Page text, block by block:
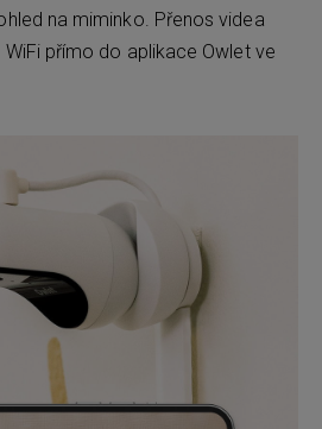
na miminko. Přenos videa
přímo do aplikace Owlet ve